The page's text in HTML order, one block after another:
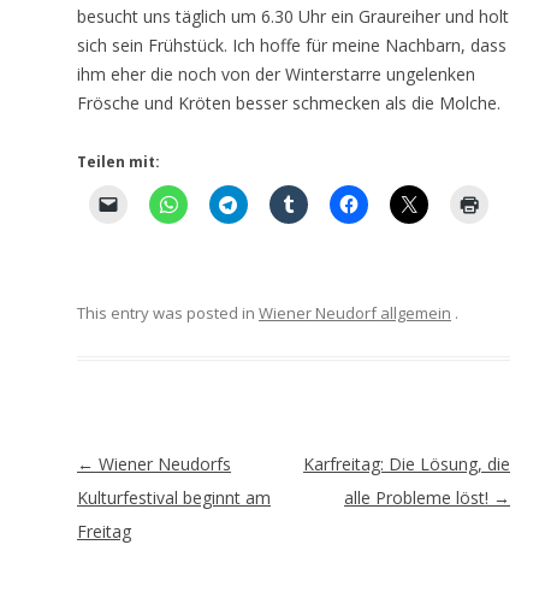
besucht uns täglich um 6.30 Uhr ein Graureiher und holt
sich sein Frühstück. Ich hoffe für meine Nachbarn, dass
ihm eher die noch von der Winterstarre ungelenken
Frösche und Kröten besser schmecken als die Molche.
Teilen mit:
This entry was posted in Wiener Neudorf allgemein .
Artikel-
Navigation
← Wiener Neudorfs
Kulturfestival beginnt am
Freitag
Karfreitag: Die Lösung, die
alle Probleme löst! →